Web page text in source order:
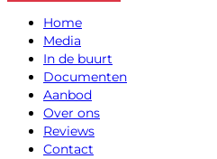
Home
Media
In de buurt
Documenten
Aanbod
Over ons
Reviews
Contact